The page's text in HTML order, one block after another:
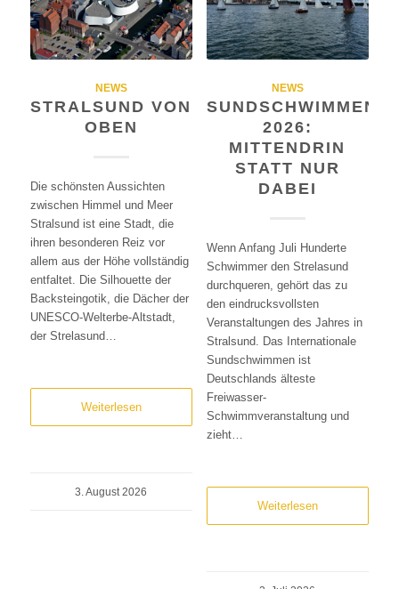
NEWS
STRALSUND VON
OBEN
Die schönsten Aussichten
zwischen Himmel und Meer
Stralsund ist eine Stadt, die
ihren besonderen Reiz vor
allem aus der Höhe vollständig
entfaltet. Die Silhouette der
Backsteingotik, die Dächer der
UNESCO-Welterbe-Altstadt,
der Strelasund…
Weiterlesen
3. August 2026
NEWS
SUNDSCHWIMMEN
2026:
MITTENDRIN
STATT NUR
DABEI
Wenn Anfang Juli Hunderte
Schwimmer den Strelasund
durchqueren, gehört das zu
den eindrucksvollsten
Veranstaltungen des Jahres in
Stralsund. Das Internationale
Sundschwimmen ist
Deutschlands älteste
Freiwasser-
Schwimmveranstaltung und
zieht…
Weiterlesen